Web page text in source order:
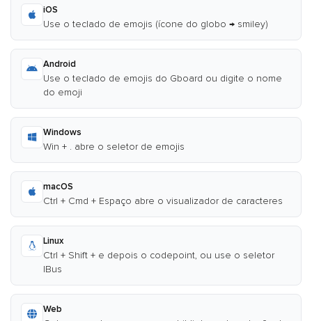
iOS
Use o teclado de emojis (ícone do globo → smiley)
Android
Use o teclado de emojis do Gboard ou digite o nome
do emoji
Windows
Win + . abre o seletor de emojis
macOS
Ctrl + Cmd + Espaço abre o visualizador de caracteres
Linux
Ctrl + Shift + e depois o codepoint, ou use o seletor
IBus
Web